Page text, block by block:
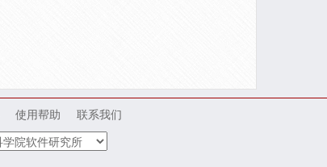
使用帮助
联系我们